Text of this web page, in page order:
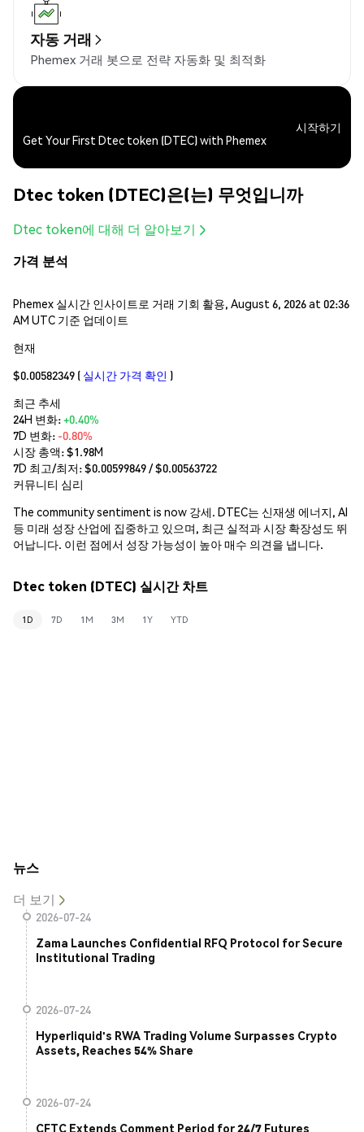
자동 거래
Phemex 거래 봇으로 전략 자동화 및 최적화
Get Your First Dtec token (DTEC) with Phemex
시작하기
Dtec token (DTEC)은(는) 무엇입니까
Dtec token에 대해 더 알아보기
가격 분석
Phemex 실시간 인사이트로 거래 기회 활용, August 6, 2026 at 02:36
AM UTC 기준 업데이트
현재
$0.00582349 ( 실시간 가격 확인 )
최근 추세
24H 변화:+0.40%
7D 변화: -0.80%
시장 총액:$1.98M
7D 최고/최저: $0.00599849/ $0.00563722
커뮤니티 심리
The community sentiment is now 강세. DTEC는 신재생 에너지, AI
등 미래 성장 산업에 집중하고 있으며, 최근 실적과 시장 확장성도 뛰
어납니다. 이런 점에서 성장 가능성이 높아 매수 의견을 냅니다.
Dtec token (DTEC) 실시간 차트
1D 7D 1M 3M 1Y YTD
뉴스
더 보기
2026-07-24
Zama Launches Confidential RFQ Protocol for Secure
Institutional Trading
2026-07-24
Hyperliquid's RWA Trading Volume Surpasses Crypto
Assets, Reaches 54% Share
2026-07-24
CFTC Extends Comment Period for 24/7 Futures